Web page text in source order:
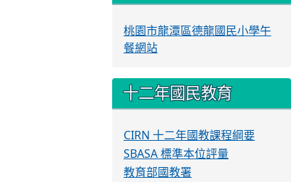
桃園市龍潭區德龍國民小學午
餐網站
十二年國民教育
CIRN 十二年國教課程綱要
SBASA 標準本位評量
教育部國教署